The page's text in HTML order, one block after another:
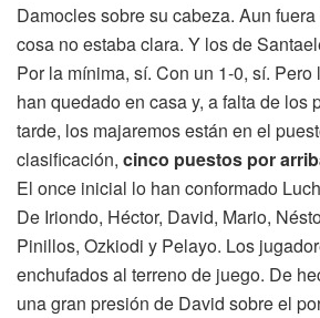
Damocles sobre su cabeza. Aun
cosa no estaba clara. Y los de
Por la mínima, sí. Con un 1-0, sí. Pero
han quedado en casa y, a falta de los
tarde, los majaremos están en el
clasificación, cinco puestos por
El once inicial lo han conformado
De Iriondo, Héctor, David, Mario,
Pinillos, Ozkiodi y Pelayo. Los
enchufados al terreno de juego. De
una gran presión de David sobre el